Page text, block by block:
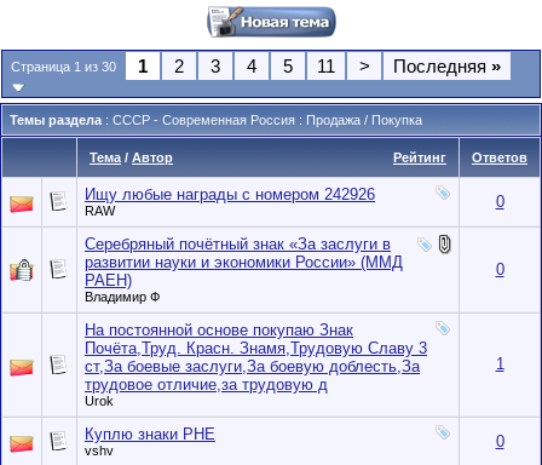
Страница 1 из 30 1 2 3 4 5 11 > Последняя »
Темы раздела : СССР - Современная Россия : Продажа / Покупка
Рейтинг
Тема / Автор Ответов
Ищу любые награды с номером 242926
RAW 0
Серебряный почётный знак «За заслуги в
развитии науки и экономики России» (ММД
РАЕН)
Владимир Ф
0
На постоянной основе покупаю Знак
Почёта,Труд. Красн. Знамя,Трудовую Славу 3
ст,За боевые заслуги,За боевую доблесть,За
трудовое отличие,за трудовую д
Urok
1
Куплю знаки РНЕ
vshv 0